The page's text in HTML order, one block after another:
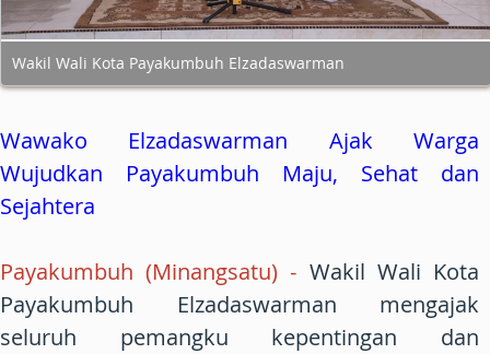
Wakil Wali Kota Payakumbuh Elzadaswarman
Wawako Elzadaswarman Ajak Warga
Wujudkan Payakumbuh Maju, Sehat dan
Sejahtera
Payakumbuh (Minangsatu) - Wakil Wali Kota
Payakumbuh Elzadaswarman mengajak
seluruh pemangku kepentingan dan